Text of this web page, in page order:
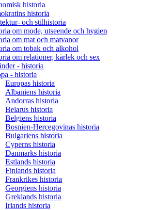
historia
historia
och stilhistoria
om mode, utseende och hygien
om mat och matvanor
om tobak och alkohol
om relationer, kärlek och sex
- historia
- historia
Europas historia
Albaniens historia
Andorras historia
Belarus historia
Belgiens historia
Bosnien-Hercegovinas historia
Bulgariens historia
Cyperns historia
Danmarks historia
Estlands historia
Finlands historia
Frankrikes historia
Georgiens historia
Greklands historia
Irlands historia